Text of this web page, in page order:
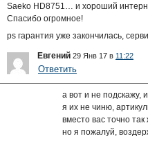
Saeko HD8751… и хороший
Спасибо огромное!
ps гарантия уже закончилась,
Евгений 29 Янв 17 в 11:22
Ответить
а вот и не подскажу,
я их не чиню,
вместо вас точно так
но я пожалуй,